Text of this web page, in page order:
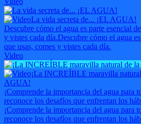
La vida secreta de... ¡EL AGUA!
Descubre cómo el agua es parte esencial
y vistes cada día.Descubre cómo el agua
que usas, comes y vistes cada día.
Video
¡La INCREÍBLE maravilla
AGUA!
¡Comprende la importancia del agua para
reconoce los desafíos que enfrentan los
¡Comprende la importancia del agua para
reconoce los desafíos que enfrentan los